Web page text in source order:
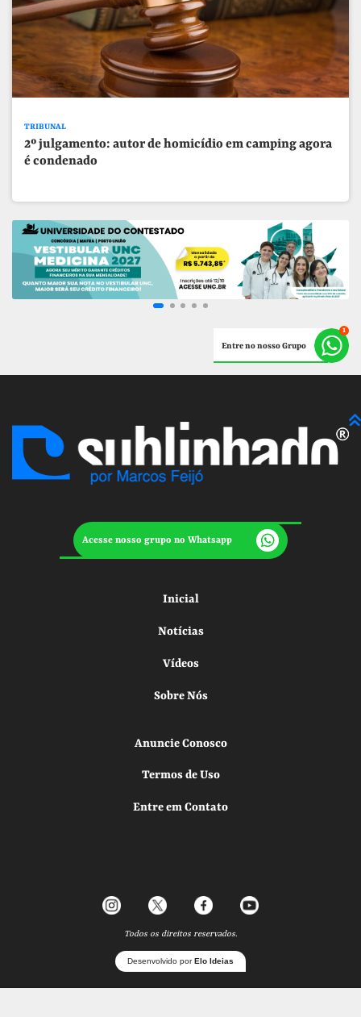
TRIBUNAL
2º julgamento: autor de homicídio em camping agora
é condenado
Entre no nosso Grupo
Acesse nosso grupo no Whatsapp
Inicial
Notícias
Vídeos
Sobre Nós
Anuncie Conosco
Termos de Uso
Entre em Contato
Todos os direitos reservados.
Desenvolvido porElo Ideias